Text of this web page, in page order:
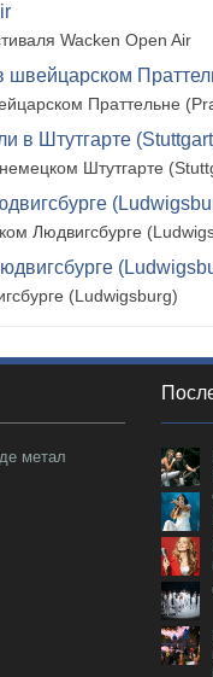
Wacken Open Air
Праттельне
в Штутгарте
Штутгарте
Людвигсбурге
(Ludwigsburg)
метал